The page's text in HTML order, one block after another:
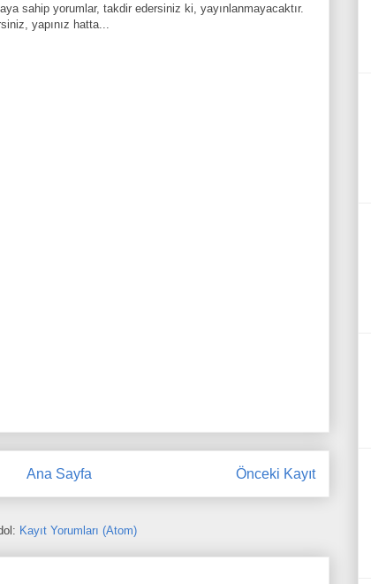
sahip yorumlar, takdir edersiniz ki, yayınlanmayacaktır.
yapınız hatta...
Önceki Kayıt
Ana Sayfa
Kayıt Yorumları (Atom)